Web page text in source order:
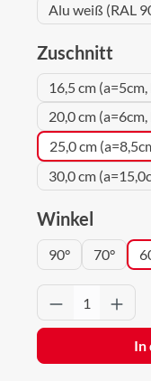
Alu weiß (RAL
Zuschnitt
16,5 cm
20,0 cm
25,0 cm
30,0 cm
Winkel
90° 70°
Produkt
In